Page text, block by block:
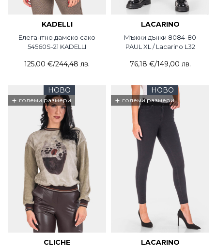
KADELLI
Елегантно дамско сако
54560S-21 KADELLI
125,00 €/244,48 лв.
LACARINO
Мъжки дънки 8084-80
PAUL XL / Lacarino L32
76,18 €/149,00 лв.
НОВО
+ големи размери
CLICHE
НОВО
+ големи размери
LACARINO